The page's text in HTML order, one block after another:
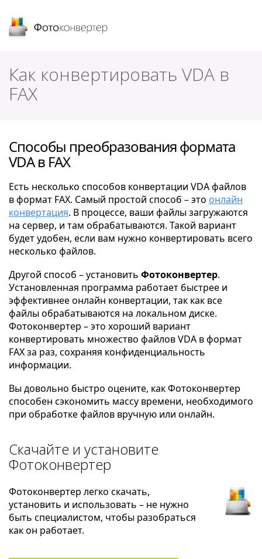
Как конвертировать VDA в
FAX
Способы преобразования формата
VDA в FAX
Есть несколько способов конвертации VDA файлов
в формат FAX. Самый простой способ – это онлайн
конвертация. В процессе, ваши файлы загружаются
на сервер, и там обрабатываются. Такой вариант
будет удобен, если вам нужно конвертировать всего
несколько файлов.
Другой способ – установить Фотоконвертер.
Установленная программа работает быстрее и
эффективнее онлайн конвертации, так как все
файлы обрабатываются на локальном диске.
Фотоконвертер – это хороший вариант
конвертировать множество файлов VDA в формат
FAX за раз, сохраняя конфиденциальность
информации.
Вы довольно быстро оцените, как Фотоконвертер
способен сэкономить массу времени, необходимого
при обработке файлов вручную или онлайн.
Скачайте и установите
Фотоконвертер
Фотоконвертер легко скачать,
установить и использовать – не нужно
быть специалистом, чтобы разобраться
как он работает.